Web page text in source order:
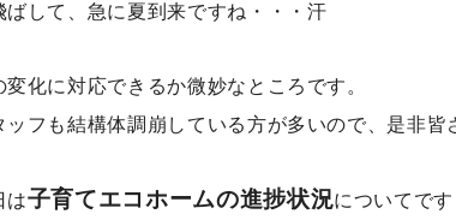
ばして、急に夏到来ですね・・・汗
化に対応できるか微妙なところです。
ッフも結構体調崩している方が多いので、是非皆
は子育てエコホームの進捗状況についてです